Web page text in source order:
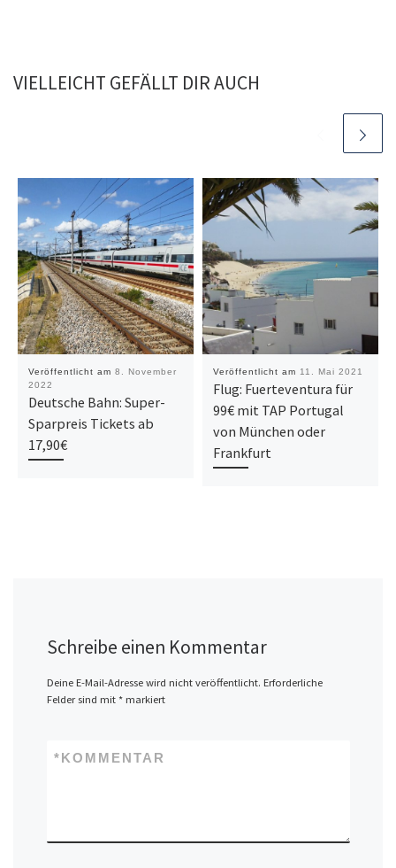
VIELLEICHT GEFÄLLT DIR AUCH
Veröffentlicht am 8. November
2022
Deutsche Bahn: Super-
Sparpreis Tickets ab
17,90€
Veröffentlicht am 11. Mai 2021
Flug: Fuerteventura für
99€ mit TAP Portugal
von München oder
Frankfurt
Schreibe einen Kommentar
Deine E-Mail-Adresse wird nicht veröffentlicht. Erforderliche
Felder sind mit *markiert
KOMMENTAR
*